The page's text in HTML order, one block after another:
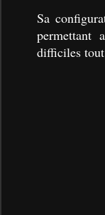
Sa
permettant
difficiles